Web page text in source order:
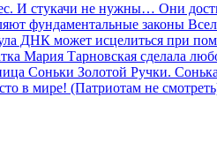
И стукачи не нужны… Они
фундаментальные законы
ДНК может исцелиться при
Мария Тарновская сделала
Соньки Золотой Ручки.
в мире! (Патриотам не